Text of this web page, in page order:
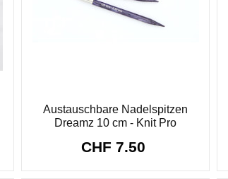
Austauschbare Nadelspitzen
Dreamz 10 cm - Knit Pro
CHF 7.50